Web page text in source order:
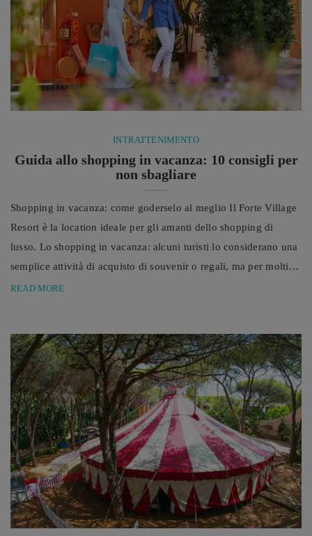
INTRATTENIMENTO
Guida allo shopping in vacanza: 10 consigli per
non sbagliare
Shopping in vacanza: come goderselo al meglio Il Forte Village
Resort è la location ideale per gli amanti dello shopping di
lusso. Lo shopping in vacanza: alcuni turisti lo considerano una
semplice attività di acquisto di souvenir o regali, ma per molti
altri diventa una parte essenziale del viaggio, capace di offrire
positivi dello shopping in ...
READ MORE